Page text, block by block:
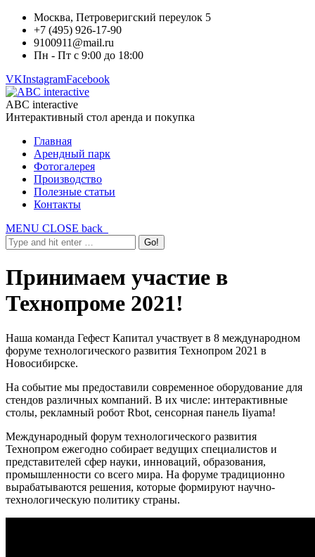
Москва, Петроверигский переулок 5
+7 (495) 926-17-90
9100911@mail.ru
Пн - Пт с 9:00 до 18:00
VKInstagramFacebook
ABC interactive
Интерактивный стол аренда и покупка
Главная
Арендный парк
Фотогалерея
Производство
Полезные статьи
Контакты
MENU CLOSE back
Принимаем участие в
Технопроме 2021!
Наша команда Гефест Капитал участвует в 8 международном
форуме технологического развития Технопром 2021 в
Новосибирске.
На событие мы предоставили современное оборудование для
стендов различных компаний. В их числе: интерактивные
столы, рекламный робот Rbot, сенсорная панель Iiyama!
Международный форум технологического развития
Технопром ежегодно собирает ведущих специалистов и
представителей сфер науки, инноваций, образования,
промышленности со всего мира. На форуме традиционно
вырабатываются решения, которые формируют научно-
технологическую политику страны.